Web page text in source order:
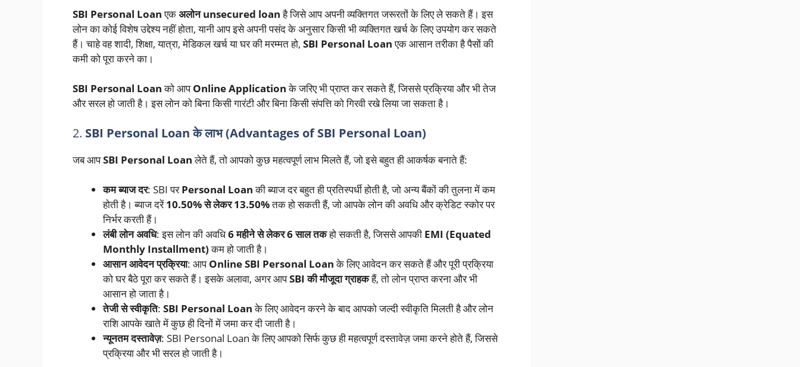
SBI Personal Loanएकअलोन unsecured loanहै जिसे आप अपनी व्यक्तिगत जरूरतों के लिए ले सकते हैं। इस
लोन का कोई विशेष उद्देश्य नहीं होता, यानी आप इसे अपनी पसंद के अनुसार किसी भी व्यक्तिगत खर्च के लिए उपयोग कर सकते
हैं। चाहे वह शादी, शिक्षा, यात्रा, मेडिकल खर्च या घर की मरम्मत हो, SBI Personal Loanएक आसान तरीका है पैसों की
कमी को पूरा करने का।
SBI Personal Loanको आपOnline Applicationके जरिए भी प्राप्त कर सकते हैं, जिससे प्रक्रिया और भी तेज
और सरल हो जाती है। इस लोन को बिना किसी गारंटी और बिना किसी संपत्ति को गिरवी रखे लिया जा सकता है।
2. SBI Personal Loan के लाभ (Advantages of SBI Personal Loan)
जब आपSBI Personal Loanलेते हैं, तो आपको कुछ महत्वपूर्ण लाभ मिलते हैं, जो इसे बहुत ही आकर्षक बनाते हैं:
कम ब्याज दर: SBI परPersonal Loanकी ब्याज दर बहुत ही प्रतिस्पर्धी होती है, जो अन्य बैंकों की तुलना में कम
होती है। ब्याज दरें10.50% से लेकर 13.50%तक हो सकती हैं, जो आपके लोन की अवधि और क्रेडिट स्कोर पर
निर्भर करती हैं।
लंबी लोन अवधि: इस लोन की अवधि6 महीने से लेकर 6 साल तकहो सकती है, जिससे आपकी EMI (Equated
Monthly Installment)कम हो जाती है।
आसान आवेदन प्रक्रिया: आपOnline SBI Personal Loanके लिए आवेदन कर सकते हैं और पूरी प्रक्रिया
को घर बैठे पूरा कर सकते हैं। इसके अलावा, अगर आपSBI की मौजूदा ग्राहकहैं, तो लोन प्राप्त करना और भी
आसान हो जाता है।
तेजी से स्वीकृति: SBI Personal Loanके लिए आवेदन करने के बाद आपको जल्दी स्वीकृति मिलती है और लोन
राशि आपके खाते में कुछ ही दिनों में जमा कर दी जाती है।
न्यूनतम दस्तावेज़: SBI Personal Loan के लिए आपको सिर्फ कुछ ही महत्वपूर्ण दस्तावेज़ जमा करने होते हैं, जिससे
प्रक्रिया और भी सरल हो जाती है।